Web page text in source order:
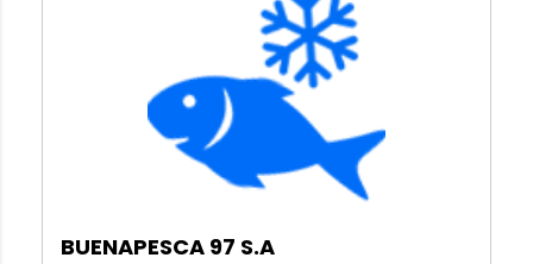
BUENAPESCA 97 S.A